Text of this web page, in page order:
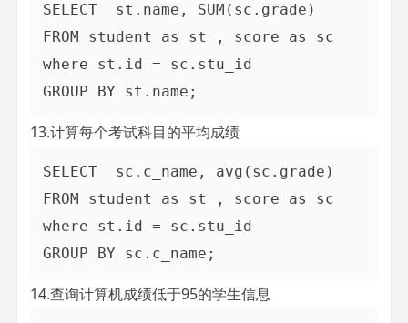
SELECT  st.name, SUM(sc.grade)
FROM student as st , score as sc
where st.id = sc.stu_id
13.计算每个考试科目的平均成绩
SELECT  sc.c_name, avg(sc.grade)
FROM student as st , score as sc
where st.id = sc.stu_id
14.查询计算机成绩低于95的学生信息